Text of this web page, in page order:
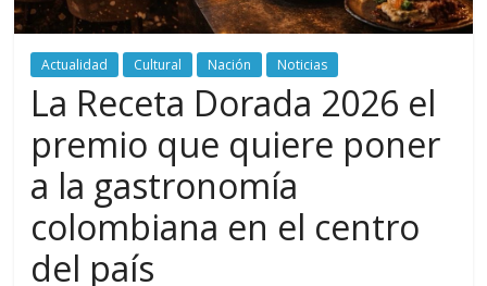
Actualidad Cultural Nación Noticias
La Receta Dorada 2026 el
premio que quiere poner
a la gastronomía
colombiana en el centro
del país